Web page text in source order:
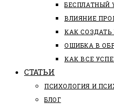
БЕСПЛАТНЫЙ
ВЛИЯНИЕ
КАК
ОШИБКА В
КАК ВСЕ
СТАТЬИ
ПCИХОЛОГИЯ И
БЛОГ